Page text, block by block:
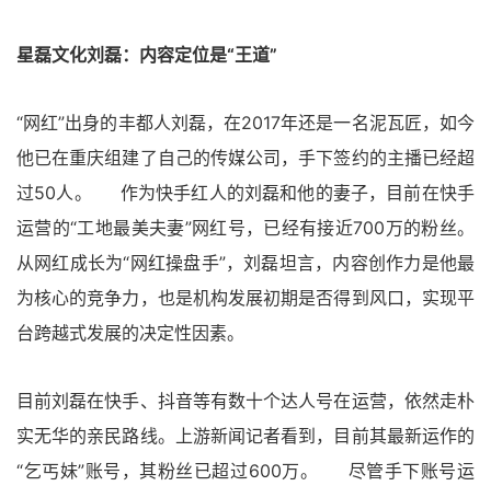
星磊文化刘磊：内容定位是“王道”
“网红”出身的丰都人刘磊，在2017年还是一名泥瓦匠，如今
他已在重庆组建了自己的传媒公司，手下签约的主播已经超
过50人。 作为快手红人的刘磊和他的妻子，目前在快手
运营的“工地最美夫妻”网红号，已经有接近700万的粉丝。
从网红成长为“网红操盘手”，刘磊坦言，内容创作力是他最
为核心的竞争力，也是机构发展初期是否得到风口，实现平
台跨越式发展的决定性因素。
目前刘磊在快手、抖音等有数十个达人号在运营，依然走朴
实无华的亲民路线。上游新闻记者看到，目前其最新运作的
“乞丐妹”账号，其粉丝已超过600万。 尽管手下账号运